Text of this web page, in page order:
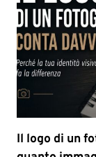
Il logo di un